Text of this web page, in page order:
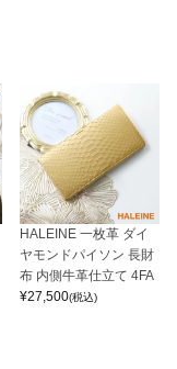
HALEINE 一枚革 ダイ
ヤモンドパイソン 長財
布 内側牛革仕立て 4FA
¥27,500(税込)